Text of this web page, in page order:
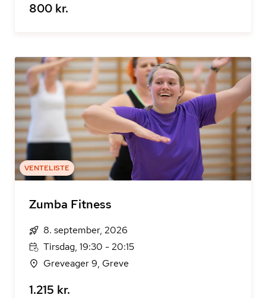
800 kr.
VENTELISTE
Zumba Fitness
8. september, 2026
Tirsdag, 19:30 - 20:15
Greveager 9, Greve
1.215 kr.